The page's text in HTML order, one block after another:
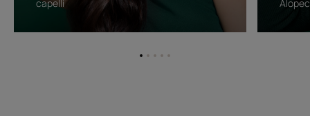
capelli
VaiVaiVai
VaiVai